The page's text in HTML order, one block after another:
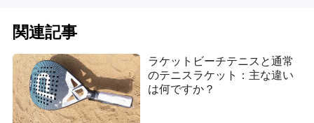
関連記事
ラケットビーチテニスと通常
のテニスラケット：主な違い
は何ですか？